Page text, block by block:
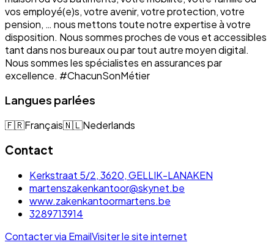
vos employé(e)s, votre avenir, votre protection, votre
pension, … nous mettons toute notre expertise à votre
disposition. Nous sommes proches de vous et accessibles
tant dans nos bureaux ou par tout autre moyen digital.
Nous sommes les spécialistes en assurances par
excellence. #ChacunSonMétier
Langues parlées
🇫🇷Français🇳🇱Nederlands
Contact
Kerkstraat 5/2, 3620, GELLIK-LANAKEN
martenszakenkantoor@skynet.be
www.zakenkantoormartens.be
3289713914
Contacter via EmailVisiter le site internet